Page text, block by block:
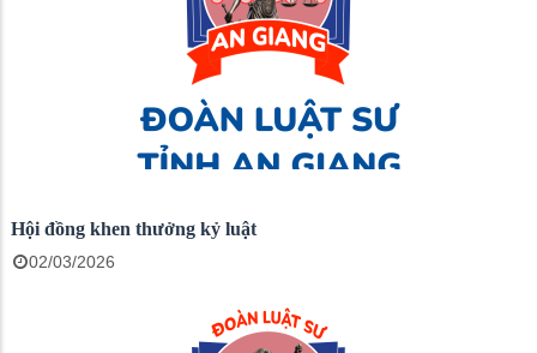
Hội đồng khen thưởng kỷ luật
02/03/2026